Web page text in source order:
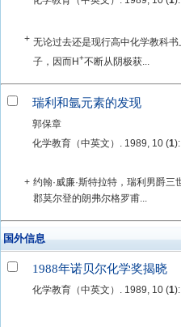
+ 无论过去还是现行高中化学教科
子，因而H+不断从阴极获...
瑞利和氩元素的发现
郭保章
化学教育（中英文）. 1989, 10 (1
+ 约翰·威廉·斯特拉特，瑞利男爵
郡莫尔登的朗弗尔格罗甫...
国外信息
1988年诺贝尔化学奖揭晓
化学教育（中英文）. 1989, 10 (1